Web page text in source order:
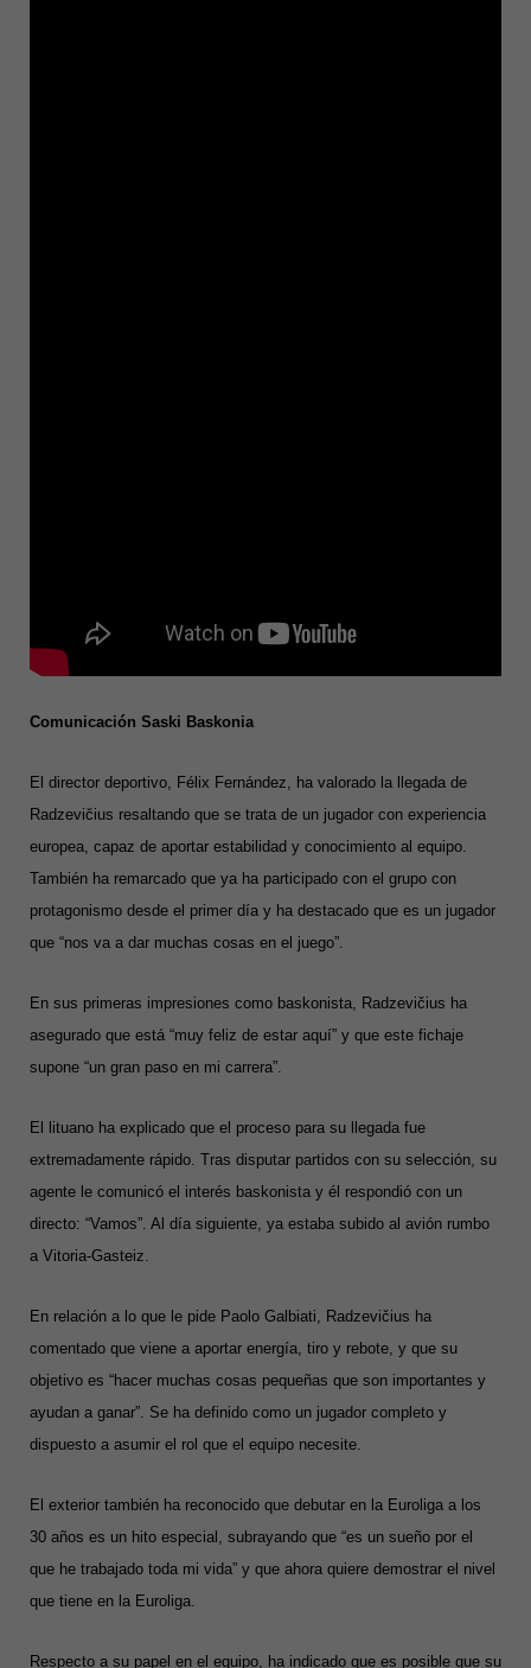
Comunicación Saski Baskonia
El director deportivo, Félix Fernández, ha valorado la llegada de
Radzevičius resaltando que se trata de un jugador con experiencia
europea, capaz de aportar estabilidad y conocimiento al equipo.
También ha remarcado que ya ha participado con el grupo con
protagonismo desde el primer día y ha destacado que es un jugador
que “nos va a dar muchas cosas en el juego”.
En sus primeras impresiones como baskonista, Radzevičius ha
asegurado que está “muy feliz de estar aquí” y que este fichaje
supone “un gran paso en mi carrera”.
El lituano ha explicado que el proceso para su llegada fue
extremadamente rápido. Tras disputar partidos con su selección, su
agente le comunicó el interés baskonista y él respondió con un
directo: “Vamos”. Al día siguiente, ya estaba subido al avión rumbo
a Vitoria-Gasteiz.
En relación a lo que le pide Paolo Galbiati, Radzevičius ha
comentado que viene a aportar energía, tiro y rebote, y que su
objetivo es “hacer muchas cosas pequeñas que son importantes y
ayudan a ganar”. Se ha definido como un jugador completo y
dispuesto a asumir el rol que el equipo necesite.
El exterior también ha reconocido que debutar en la Euroliga a los
30 años es un hito especial, subrayando que “es un sueño por el
que he trabajado toda mi vida” y que ahora quiere demostrar el nivel
que tiene en la Euroliga.
Respecto a su papel en el equipo, ha indicado que es posible que su